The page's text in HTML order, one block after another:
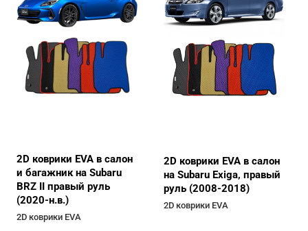
2D коврики EVA в салон
и багажник на Subaru
BRZ II правый руль
(2020-н.в.)
2D коврики EVA
2D коврики EVA в салон
на Subaru Exiga, правый
руль (2008-2018)
2D коврики EVA